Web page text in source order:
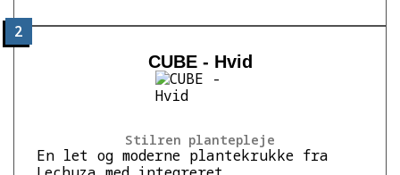
2
Stilren plantepleje
CUBE - Hvid
En let og moderne plantekrukke fra